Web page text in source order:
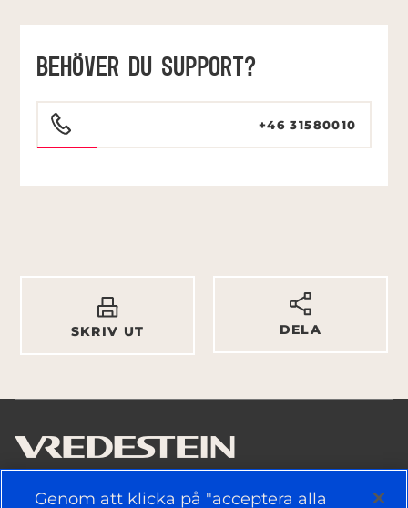
BEHÖVER DU SUPPORT?
+46 31580010
SKRIV UT DELA
Genom att klicka på "acceptera alla